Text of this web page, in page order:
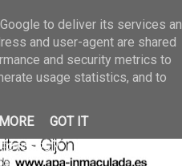
DE FOTOS
may 2026
GALERIA
2026
20 may
2026
28 abr
FOTOS 25 Y
to deliver its services
and user-agent are shared
and security metrics to
usage statistics, and to
GOT IT